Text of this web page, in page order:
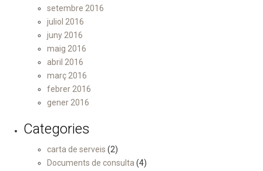
setembre 2016
juliol 2016
juny 2016
maig 2016
abril 2016
març 2016
febrer 2016
gener 2016
Categories
carta de serveis (2)
Documents de consulta (4)